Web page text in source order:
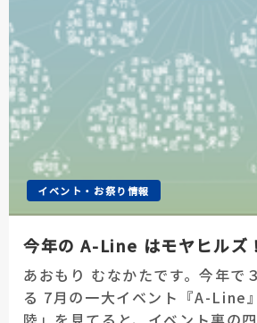
イベント・お祭り情報
今年の A-Line はモヤヒルズ！
あおもり むなかたです。今年で
る 7月の一大イベント『A-Line